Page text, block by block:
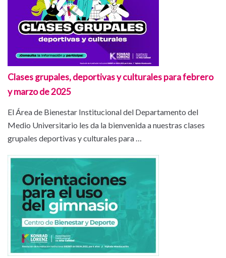
Clases grupales, deportivas y culturales para febrero
y marzo de 2025
El Área de Bienestar Institucional del Departamento del
Medio Universitario les da la bienvenida a nuestras clases
grupales deportivas y culturales para …